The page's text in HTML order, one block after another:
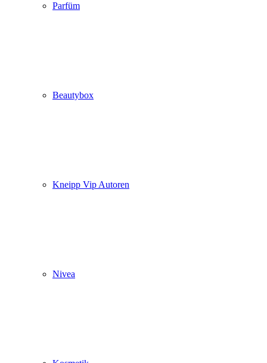
Parfüm
Beautybox
Kneipp Vip Autoren
Nivea